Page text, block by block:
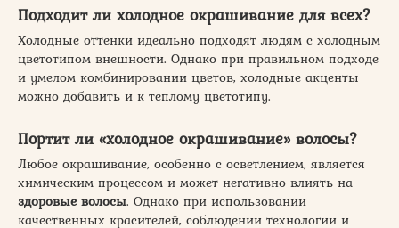
Подходит ли холодное окрашивание для всех?
Холодные оттенки идеально подходят людям с холодным
цветотипом внешности. Однако при правильном подходе
и умелом комбинировании цветов, холодные акценты
можно добавить и к теплому цветотипу.
Портит ли «холодное окрашивание» волосы?
Любое окрашивание, особенно с осветлением, является
химическим процессом и может негативно влиять на
здоровые волосы. Однако при использовании
качественных красителей, соблюдении технологии и